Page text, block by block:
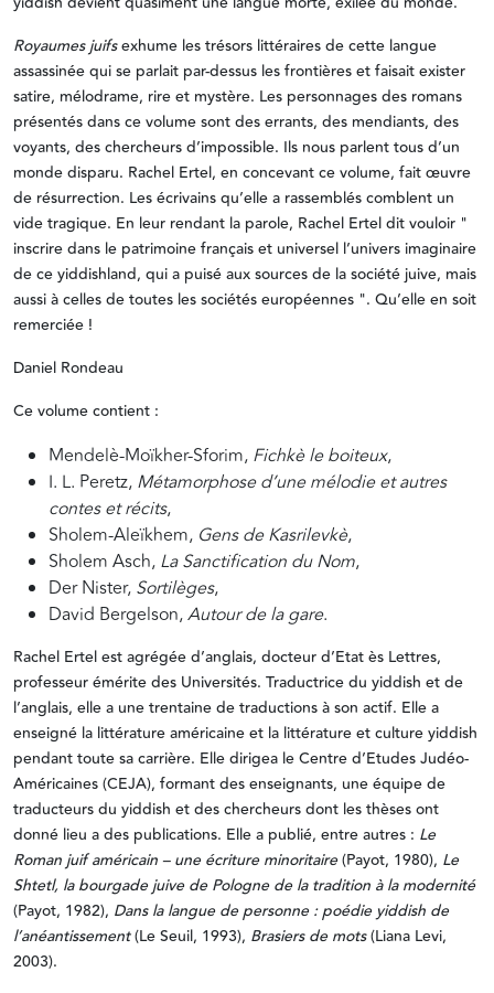
Royaumes juifsexhume les trésors littéraires de cette langue
assassinée qui se parlait par-dessus les frontières et faisait exister
satire, mélodrame, rire et mystère. Les personnages des romans
présentés dans ce volume sont des errants, des mendiants, des
voyants, des chercheurs d’impossible. Ils nous parlent tous d’un
monde disparu. Rachel Ertel, en concevant ce volume, fait œuvre
de résurrection. Les écrivains qu’elle a rassemblés comblent un
vide tragique. En leur rendant la parole, Rachel Ertel dit vouloir "
inscrire dans le patrimoine français et universel l’univers imaginaire
de ce yiddishland, qui a puisé aux sources de la société juive, mais
aussi à celles de toutes les sociétés européennes ". Qu’elle en soit
remerciée !
Daniel Rondeau
Ce volume contient :
Mendelè-Moïkher-Sforim, Fichkè le boiteux,
I. L. Peretz, Métamorphose d’une mélodie et autres
contes et récits,
Sholem-Aleïkhem, Gens de Kasrilevkè,
Sholem Asch, La Sanctification du Nom,
Der Nister, Sortilèges,
David Bergelson,Autour de la gare.
Rachel Ertel est agrégée d’anglais, docteur d’Etat ès Lettres,
professeur émérite des Universités. Traductrice du yiddish et de
l’anglais, elle a une trentaine de traductions à son actif. Elle a
enseigné la littérature américaine et la littérature et culture yiddish
pendant toute sa carrière. Elle dirigea le Centre d’Etudes Judéo-
Américaines (CEJA), formant des enseignants, une équipe de
traducteurs du yiddish et des chercheurs dont les thèses ont
donné lieu a des publications. Elle a publié, entre autres : Le
Roman juif américain – une écriture minoritaire(Payot, 1980), Le
Shtetl, la bourgade juive de Pologne de la tradition à la modernité
(Payot, 1982), Dans la langue de personne : poédie yiddish de
l’anéantissement(Le Seuil, 1993), Brasiers de mots(Liana Levi,
2003).